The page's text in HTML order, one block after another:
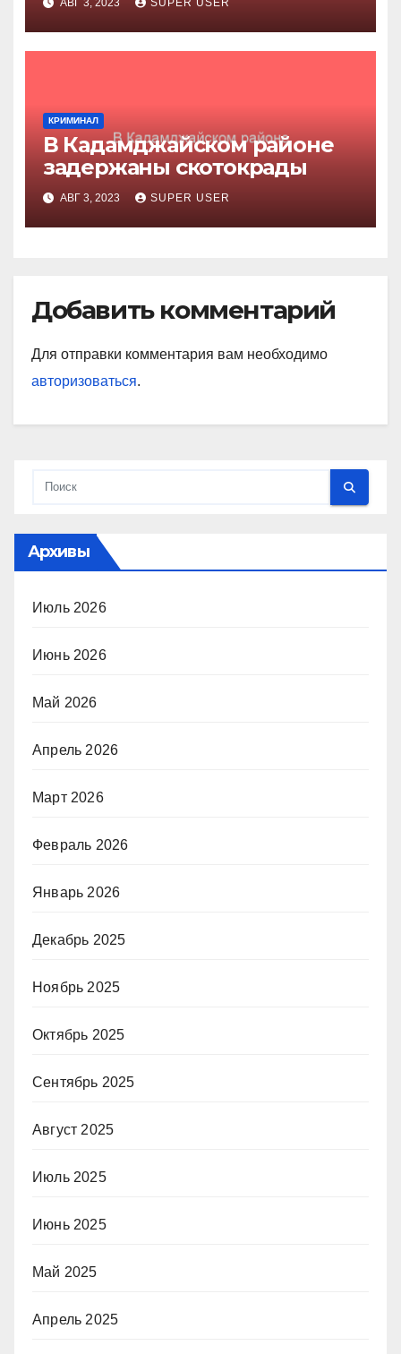
КРИМИНАЛ
В Кадамджайском районе
задержаны скотокрады
АВГ 3, 2023 SUPER USER
Добавить комментарий
Для отправки комментария вам необходимо
авторизоваться.
Архивы
Июль 2026
Июнь 2026
Май 2026
Апрель 2026
Март 2026
Февраль 2026
Январь 2026
Декабрь 2025
Ноябрь 2025
Октябрь 2025
Сентябрь 2025
Август 2025
Июль 2025
Июнь 2025
Май 2025
Апрель 2025